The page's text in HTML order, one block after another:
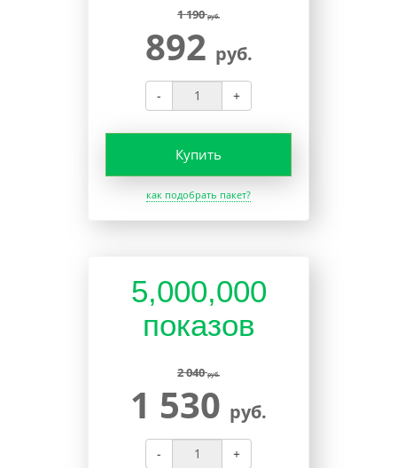
1 190руб.
892 руб.
- +
Купить
как подобрать пакет?
5,000,000
показов
2 040руб.
1 530 руб.
- +